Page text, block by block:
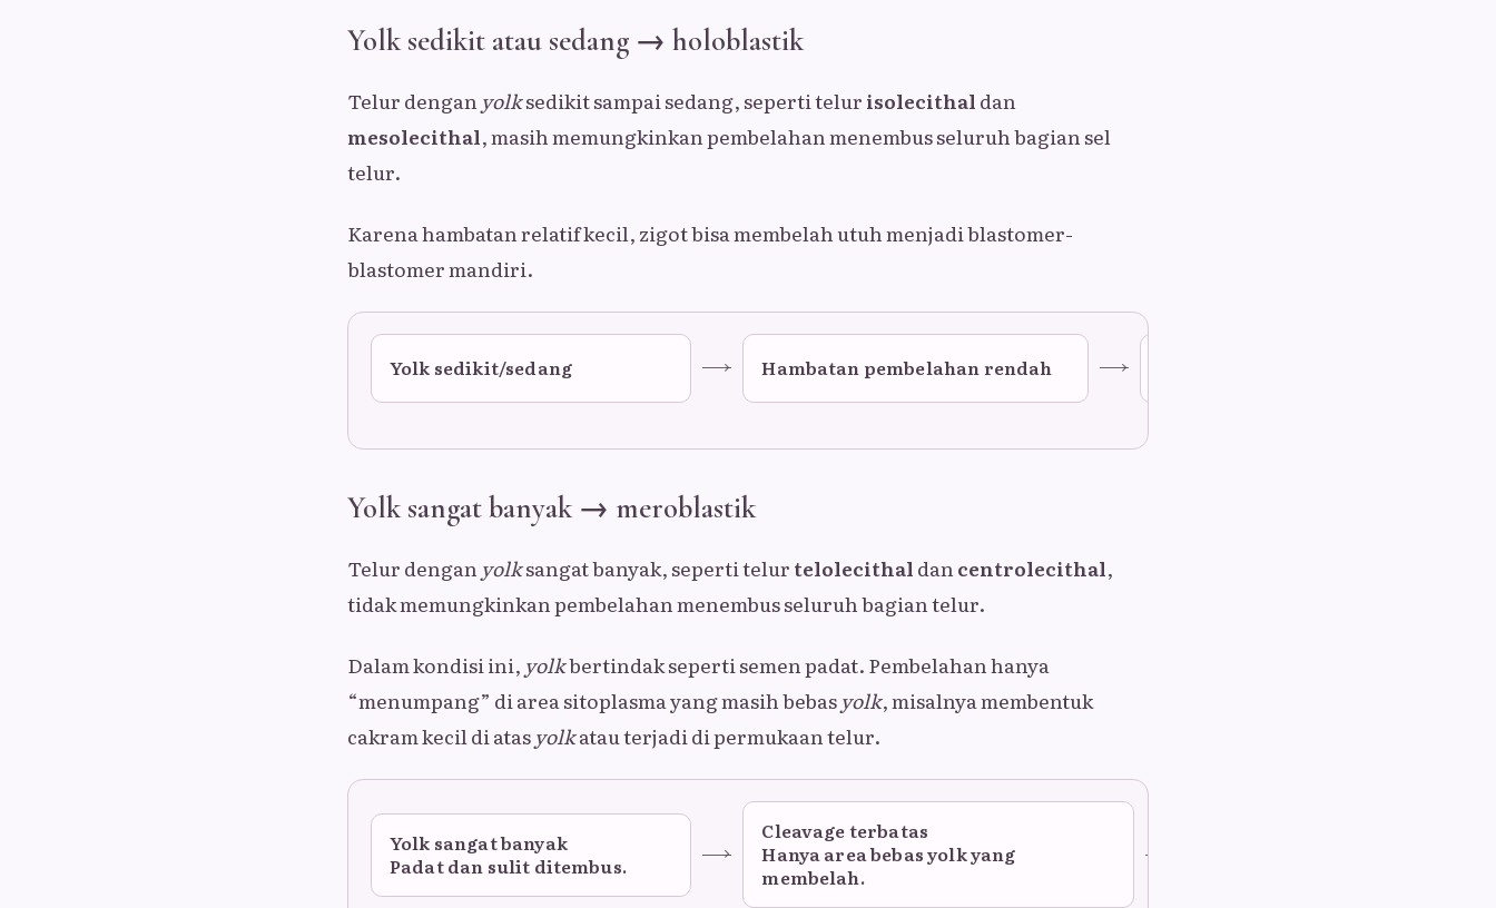
Yolk sedikit atau sedang → holoblastik
Telur dengan yolksedikit sampai sedang, seperti telurisolecithaldan
mesolecithal, masih memungkinkan pembelahan menembus seluruh bagian sel
telur.
Karena hambatan relatif kecil, zigot bisa membelah utuh menjadi blastomer-
blastomer mandiri.
Yolk sedikit/sedang Hambatan pembelahan rendah
Yolk sangat banyak → meroblastik
Telur dengan yolksangat banyak, seperti telurtelolecithaldancentrolecithal,
tidak memungkinkan pembelahan menembus seluruh bagian telur.
Dalam kondisi ini, yolkbertindak seperti semen padat. Pembelahan hanya
“menumpang” di area sitoplasma yang masih bebasyolk, misalnya membentuk
cakram kecil di atasyolkatau terjadi di permukaan telur.
Yolk sangat banyak
Padat dan sulit ditembus.
Cleavage terbatas
Hanya area bebas yolk yang
membelah.